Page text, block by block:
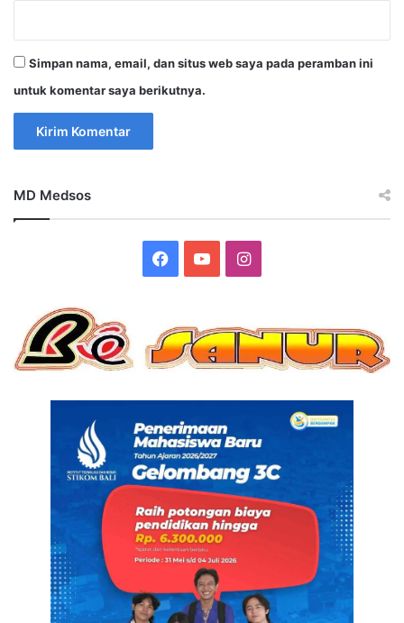
Simpan nama, email, dan situs web saya pada peramban ini
untuk komentar saya berikutnya.
MD Medsos
Facebook
YouTubeInstagram